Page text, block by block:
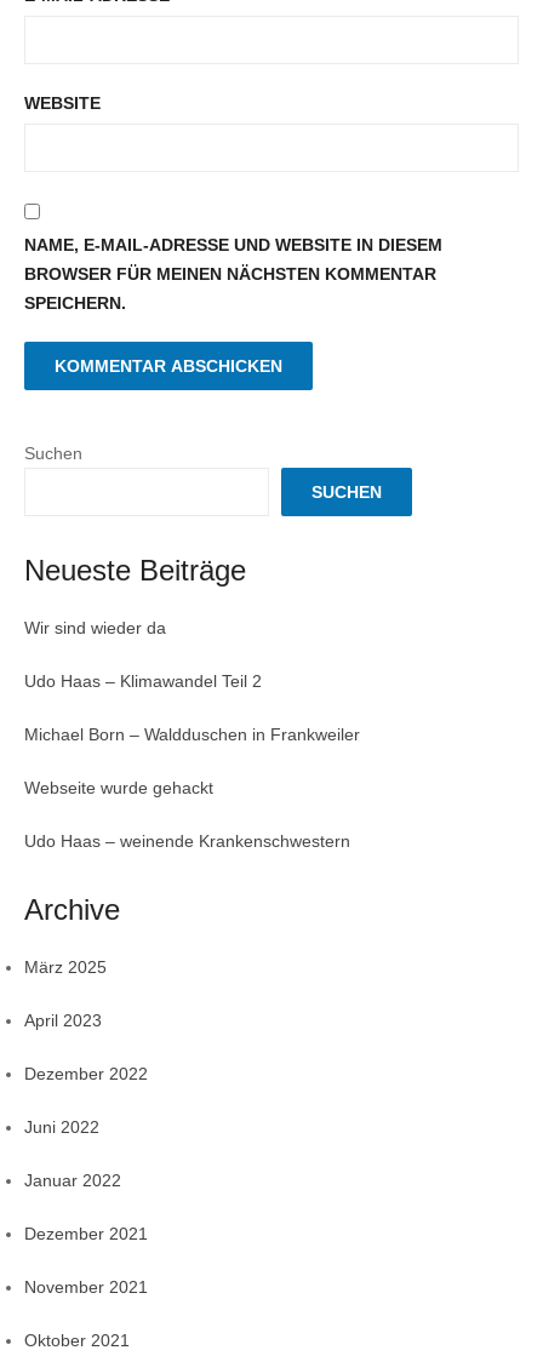
WEBSITE
NAME, E-MAIL-ADRESSE UND WEBSITE IN DIESEM
BROWSER FÜR MEINEN NÄCHSTEN KOMMENTAR
SPEICHERN.
Suchen
SUCHEN
Neueste Beiträge
Wir sind wieder da
Udo Haas – Klimawandel Teil 2
Michael Born – Waldduschen in Frankweiler
Webseite wurde gehackt
Udo Haas – weinende Krankenschwestern
Archive
März 2025
April 2023
Dezember 2022
Juni 2022
Januar 2022
Dezember 2021
November 2021
Oktober 2021